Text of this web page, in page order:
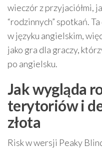
wieczór z przyjaciółmi,
“rodzinnych” spotkań.
w języku angielskim,
jako gra dla graczy,
po angielsku.
Jak wygląda
terytoriów i
złota
Risk w wersji Peaky